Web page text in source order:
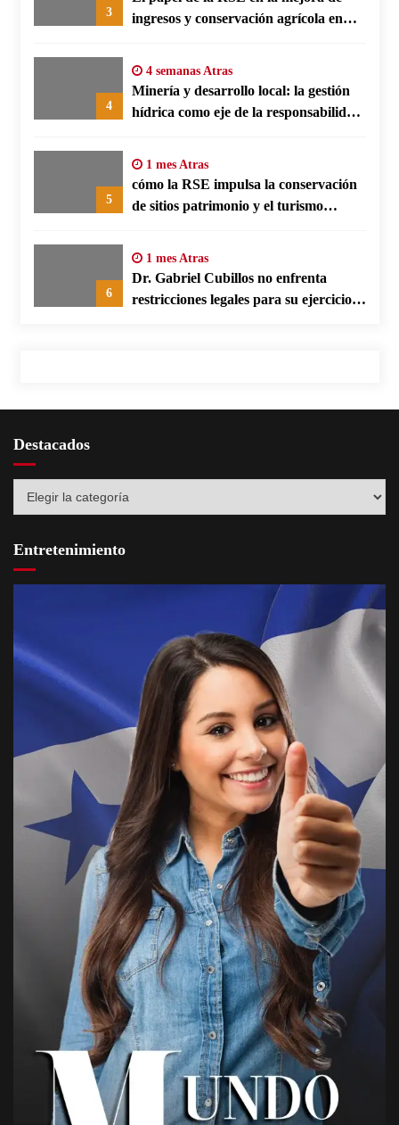
3
ingresos y conservación agrícola en
4
4 semanas Atras
Minería y desarrollo local: la gestión
hídrica como eje de la responsabilidad
5
1 mes Atras
cómo la RSE impulsa la conservación
de sitios patrimonio y el turismo
6
1 mes Atras
Dr. Gabriel Cubillos no enfrenta
restricciones legales para su ejercicio,
Destacados
Entretenimiento